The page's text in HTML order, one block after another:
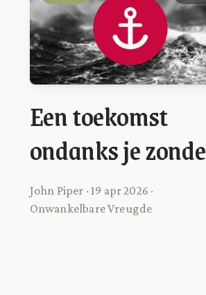
Een toekomst
ondanks je zonde
John Piper · 19 apr 2026 ·
Onwankelbare Vreugde